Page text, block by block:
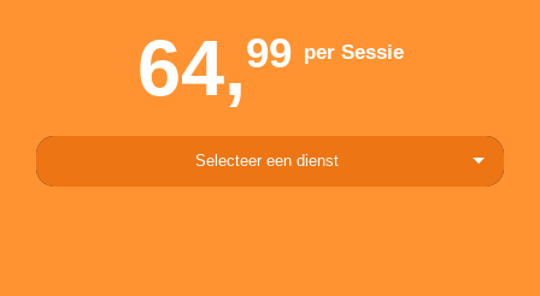
64,99per Sessie
Selecteer een dienst